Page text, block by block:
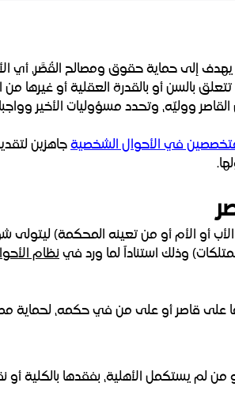
إلى حماية حقوق ومصالح القُصَّر، أي
بالسن أو بالقدرة العقلية أو غيرها من
ووليّه، وتحدد مسؤوليات الأخير
في الأحوال الشخصية جاهزين
أو الأم أو من تعينه المحكمة) ليتولى
وذلك استناداً لما ورد في نظام
على قاصر أو على من في حكمه، لحماية
لم يستكمل الأهلية، بفقدها بالكلية